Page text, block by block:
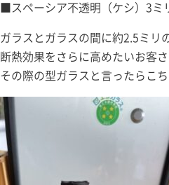
■スペーシア不透明（ケシ）3ミ
ガラスとガラスの間に約2.5ミリ
断熱効果をさらに高めたいお客
その際の型ガラスと言ったらこ